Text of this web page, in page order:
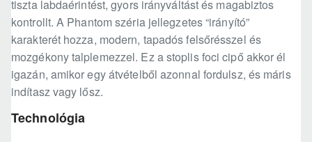
tiszta labdaérintést, gyors irányváltást és magabiztos
kontrollt. A Phantom széria jellegzetes “irányító”
karakterét hozza, modern, tapadós felsőrésszel és
mozgékony talplemezzel. Ez a stoplis foci cipő akkor él
igazán, amikor egy átvételből azonnal fordulsz, és máris
indítasz vagy lősz.
Technológia